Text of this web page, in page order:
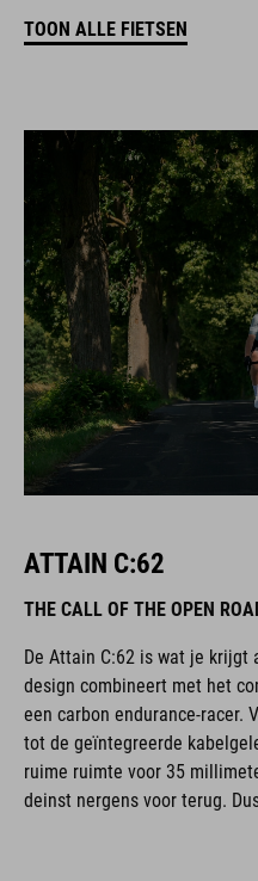
TOON ALLE FIETSEN
ATTAIN C:62
THE CALL OF THE OPEN
De Attain C:62 is wat je krijgt
design combineert met het
een carbon endurance-racer.
tot de geïntegreerde
ruime ruimte voor 35
deinst nergens voor terug.